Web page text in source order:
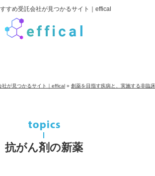
すめ受託会社が見つかるサイト｜effical
社が見つかるサイト｜effical » 創薬を目指す疾病と、実施する非臨
抗がん剤の新薬